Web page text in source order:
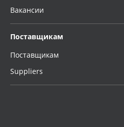
Вакансии
Поставщикам
Поставщикам
Suppliers